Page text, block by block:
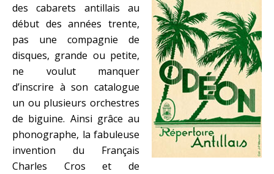
des cabarets antillais au
début des années trente,
pas une compagnie de
disques, grande ou petite,
ne voulut manquer
d’inscrire à son catalogue
un ou plusieurs orchestres
de biguine. Ainsi grâce au
phonographe, la fabuleuse
invention du Français
Charles Cros et de